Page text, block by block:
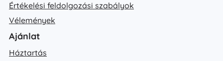
Értékelési feldolgozási szabályok
Vélemények
Ajánlat
Háztartás